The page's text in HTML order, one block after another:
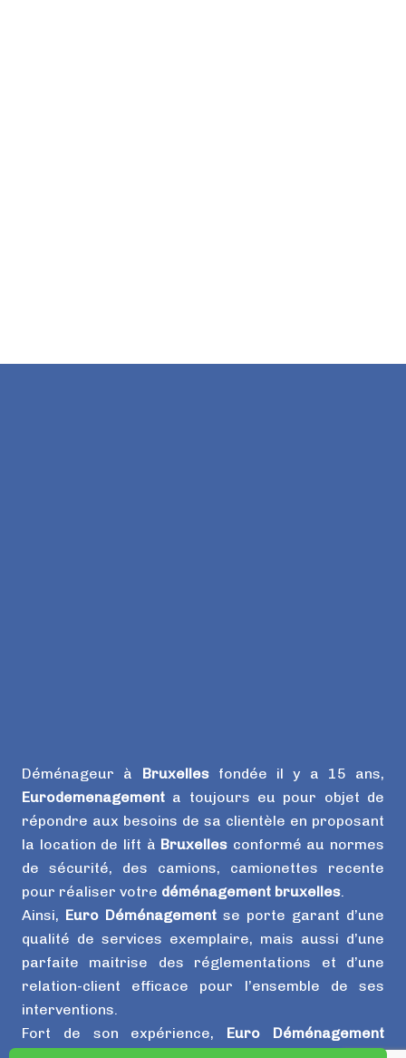
Déménageur à Bruxellesfondée il y a 15 ans,
Eurodemenagement a toujours eu pour objet de
répondre aux besoins de sa clientèle en proposant
la location de lift à Bruxelles conformé au normes
de sécurité, des camions, camionettes recente
pour réaliser votre déménagement bruxelles
Ainsi, Euro Déménagement se porte garant d’une
qualité de services exemplaire, mais aussi d’une
parfaite maitrise des réglementations et d’une
relation-client efficace pour l’ensemble de ses
interventions.
Fort de son expérience, Euro Déménagement